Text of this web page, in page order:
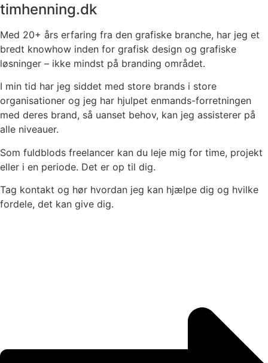
timhenning.dk
Med 20+ års erfaring fra den grafiske branche, har jeg et
bredt knowhow inden for grafisk design og grafiske
løsninger – ikke mindst på branding området.
I min tid har jeg siddet med store brands i store
organisationer og jeg har hjulpet enmands-forretningen
med deres brand, så uanset behov, kan jeg assisterer på
alle niveauer.
Som fuldblods freelancer kan du leje mig for time, projekt
eller i en periode. Det er op til dig.
Tag kontakt og hør hvordan jeg kan hjælpe dig og hvilke
fordele, det kan give dig.